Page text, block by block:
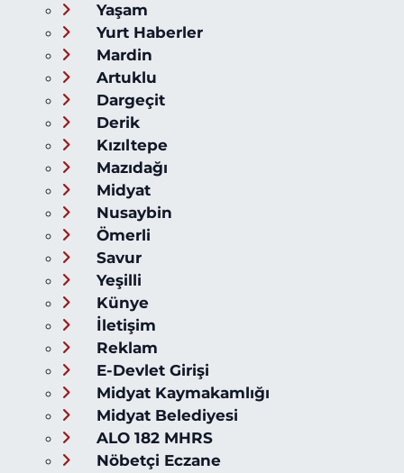
Yaşam
Yurt Haberler
Mardin
Artuklu
Dargeçit
Derik
Kızıltepe
Mazıdağı
Midyat
Nusaybin
Ömerli
Savur
Yeşilli
Künye
İletişim
Reklam
E-Devlet Girişi
Midyat Kaymakamlığı
Midyat Belediyesi
ALO 182 MHRS
Nöbetçi Eczane